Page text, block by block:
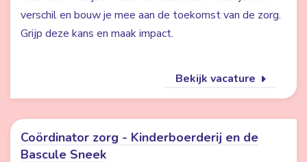
verschil en bouw je mee aan de toekomst van de zorg.
Grijp deze kans en maak impact.
Bekijk vacature
Coördinator zorg - Kinderboerderij en de
Bascule Sneek